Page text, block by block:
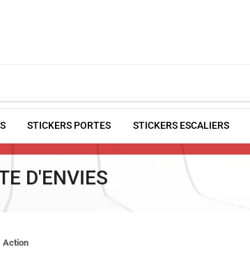
STICKERS PORTES STICKERS ESCALIERS
D'ENVIES
Action